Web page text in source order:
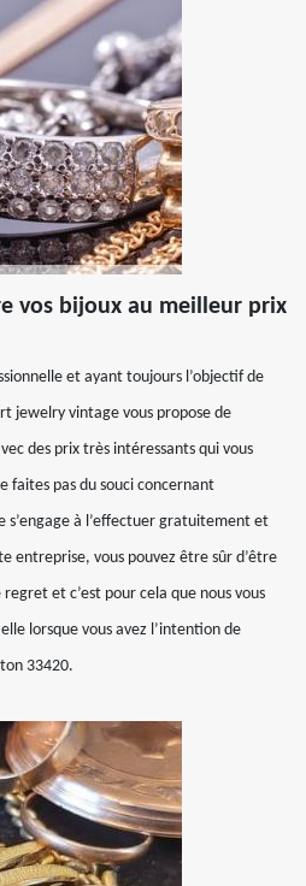
vos bijoux au meilleur prix
et ayant toujours l’objectif de
jewelry vintage vous propose de
des prix très intéressants qui vous
faites pas du souci concernant
s’engage à l’effectuer gratuitement et
entreprise, vous pouvez être sûr d’être
et c’est pour cela que nous vous
lorsque vous avez l’intention de
33420.